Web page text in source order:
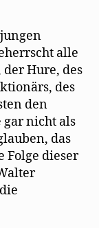
alle
Hure, des
des
den
gar nicht als
das
Folge dieser